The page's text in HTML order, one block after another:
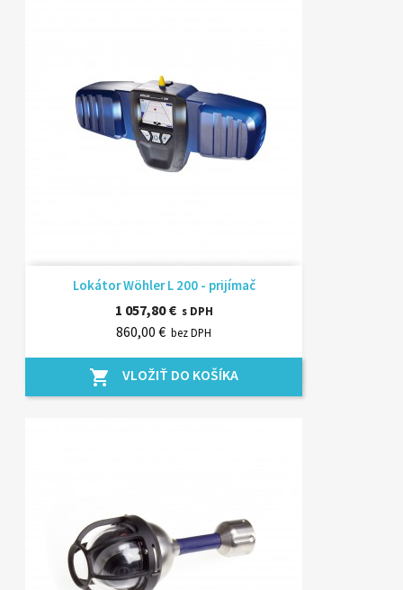
Lokátor Wöhler L 200 - prijímač
1 057,80 € s DPH
860,00 € bez DPH
shopping_cart VLOŽIŤ DO KOŠÍKA